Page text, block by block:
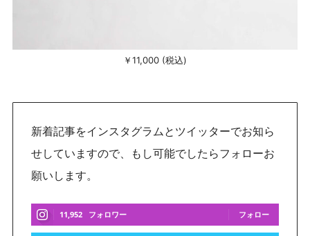
￥11,000 (税込)
新着記事をインスタグラムとツイッターでお知ら
せしていますので、もし可能でしたらフォローお
願いします。
11,952 フォロワー フォロー